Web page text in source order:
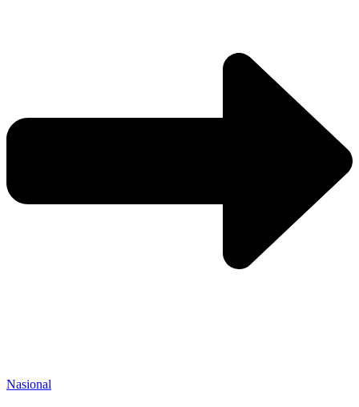
Categories
Nasional